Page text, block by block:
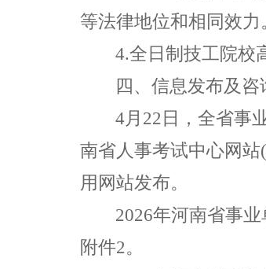
等法律地位和相同效力
4.全日制技工院校
四、信息发布及咨
4 月 22 日，全省事
南省人事考试中心网站
用网站发布。
2026年河南省事
附件2。